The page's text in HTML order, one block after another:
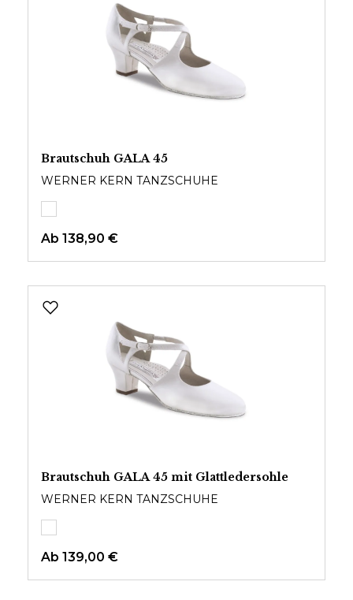
Brautschuh GALA 45
WERNER KERN TANZSCHUHE
Ab 138,90 €
Brautschuh GALA 45 mit Glattledersohle
WERNER KERN TANZSCHUHE
Ab 139,00 €